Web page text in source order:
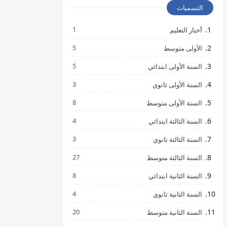
التسميات
أخبار التعليم 1
الأولى متوسط 5
السنة الأولى ابتدائي 5
السنة الأولى ثانوي 3
السنة الأولى متوسط 8
السنة الثالثة ابتدائي 4
السنة الثالثة ثانوي 3
السنة الثالثة متوسط 27
السنة الثانية ابتدائي 8
السنة الثانية ثانوي 4
السنة الثانية متوسط 20